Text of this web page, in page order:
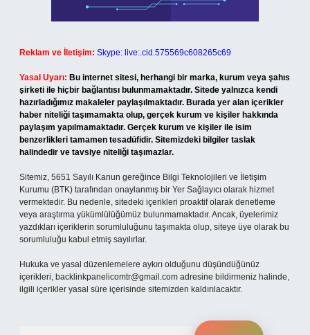
Reklam ve İletişim: Skype: live:.cid.575569c608265c69
Yasal Uyarı: Bu internet sitesi, herhangi bir marka, kurum veya şahıs
şirketi ile hiçbir bağlantısı bulunmamaktadır. Sitede yalnızca kendi
hazırladığımız makaleler paylaşılmaktadır. Burada yer alan içerikler
haber niteliği taşımamakta olup, gerçek kurum ve kişiler hakkında
paylaşım yapılmamaktadır. Gerçek kurum ve kişiler ile isim
benzerlikleri tamamen tesadüfidir. Sitemizdeki bilgiler taslak
halindedir ve tavsiye niteliği taşımazlar.
Sitemiz, 5651 Sayılı Kanun gereğince Bilgi Teknolojileri ve İletişim
Kurumu (BTK) tarafından onaylanmış bir Yer Sağlayıcı olarak hizmet
vermektedir. Bu nedenle, sitedeki içerikleri proaktif olarak denetleme
veya araştırma yükümlülüğümüz bulunmamaktadır. Ancak, üyelerimiz
yazdıkları içeriklerin sorumluluğunu taşımakta olup, siteye üye olarak bu
sorumluluğu kabul etmiş sayılırlar.
Hukuka ve yasal düzenlemelere aykırı olduğunu düşündüğünüz
içerikleri, backlinkpanelicomtr@gmail.com adresine bildirmeniz halinde,
ilgili içerikler yasal süre içerisinde sitemizden kaldırılacaktır.